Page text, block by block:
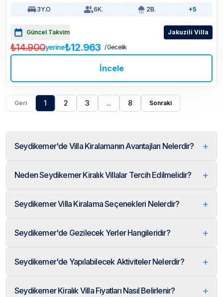
3Y.O 6K. 2B. +5
Güncel Takvim Jakuzili Villa
₺14.900yerine₺12.963 / Gecelik
İncele
Geri 1 2 3 ... 8 Sonraki
Seydikemer'de Villa Kiralamanın Avantajları Nelerdir? +
Neden Seydikemer Kiralık Villalar Tercih Edilmelidir? +
Seydikemer Villa Kiralama Seçenekleri Nelerdir? +
Seydikemer'de Gezilecek Yerler Hangileridir? +
Seydikemer'de Yapılabilecek Aktiviteler Nelerdir? +
Seydikemer Kiralık Villa Fiyatları Nasıl Belirlenir? +